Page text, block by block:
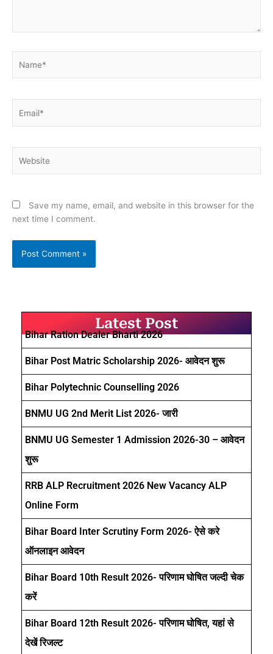
Save my name, email, and website in this browser for the
next time I comment.
Latest Post
Bihar Ration Dealer Bharti 2026
Bihar Post Matric Scholarship 2026- आवेदन शुरू
Bihar Polytechnic Counselling 2026
BNMU UG 2nd Merit List 2026- जारी
BNMU UG Semester 1 Admission 2026-30 – आवेदन
शुरू
RRB ALP Recruitment 2026 New Vacancy ALP
Online Form
Bihar Board Inter Scrutiny Form 2026- ऐसे करे
ऑनलाइन आवेदन
Bihar Board 10th Result 2026- परिणाम घोषित जल्दी चेक
करें
Bihar Board 12th Result 2026- परिणाम घोषित, यहां से
देखें रिजल्ट